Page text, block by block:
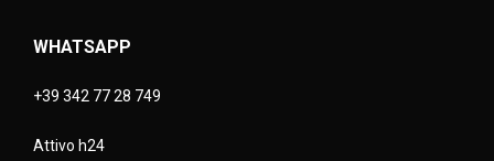
WHATSAPP
+39 342 77 28 749
Attivo h24